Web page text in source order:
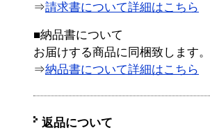
⇒請求書について詳細はこちら
■納品書について
お届けする商品に同梱致します。
⇒納品書について詳細はこちら
返品について